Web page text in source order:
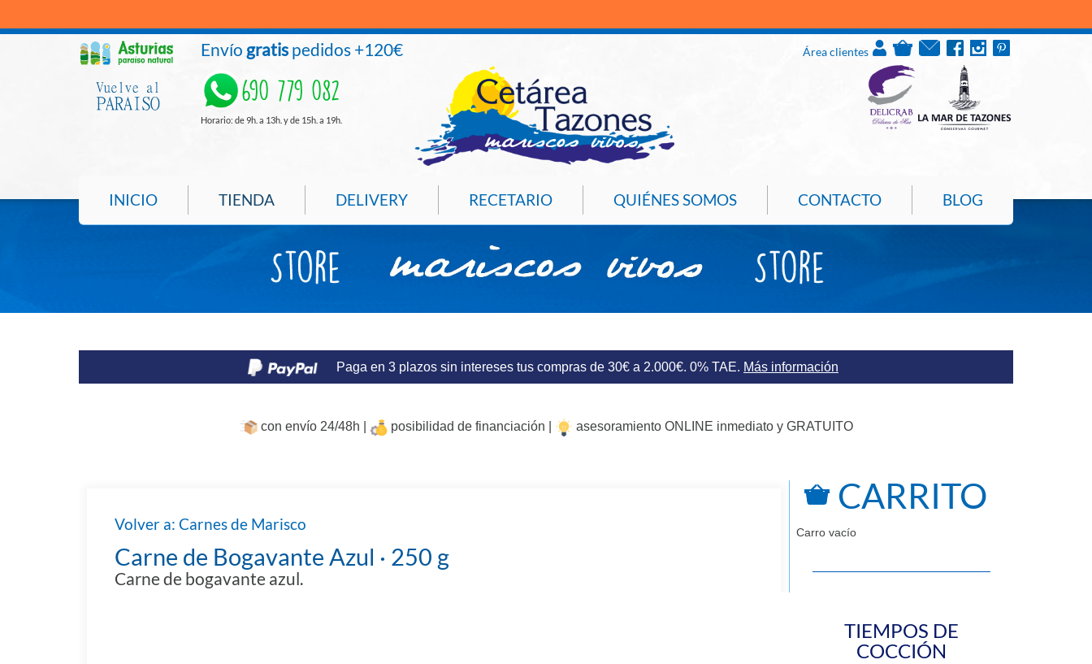
Envío gratispedidos +120€ Área clientes
690 779 082
Horario: de 9h. a 13h. y de 15h. a 19h.
INICIO TIENDA DELIVERY RECETARIO QUIÉNES SOMOS CONTACTO BLOG
Paga en 3 plazos sin intereses tus compras de 30€ a 2.000€. 0% TAE. Más información
con envío 24/48h | posibilidad de financiación | asesoramiento ONLINE inmediato y GRATUITO
Volver a: Carnes de Marisco
Carne de Bogavante Azul · 250 g
Carne de bogavante azul.
CARRITO
Carro vacío
TIEMPOS DE
COCCIÓN